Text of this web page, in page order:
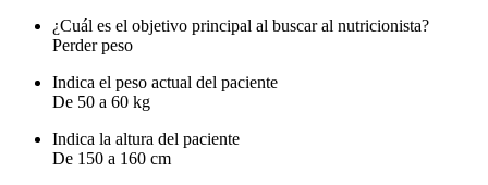
¿Cuál es el objetivo principal al buscar al nutricionista?
Perder peso
Indica el peso actual del paciente
De 50 a 60 kg
Indica la altura del paciente
De 150 a 160 cm